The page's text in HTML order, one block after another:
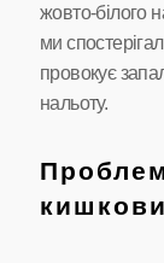
жовто-білого
ми
провокує
нальоту.